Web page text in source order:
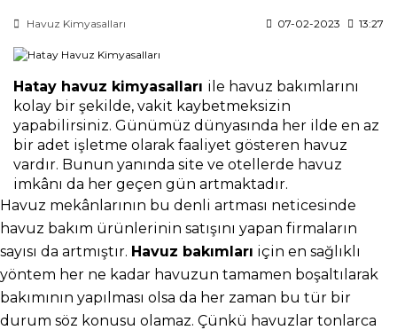
Havuz Kimyasalları 07-02-2023 13:27
Hatay havuz kimyasalları ile havuz bakımlarını
kolay bir şekilde, vakit kaybetmeksizin
yapabilirsiniz. Günümüz dünyasında her ilde en az
bir adet işletme olarak faaliyet gösteren havuz
vardır. Bunun yanında site ve otellerde havuz
imkânı da her geçen gün artmaktadır.
Havuz mekânlarının bu denli artması neticesinde
havuz bakım ürünlerinin satışını yapan firmaların
sayısı da artmıştır. Havuz bakımları için en sağlıklı
yöntem her ne kadar havuzun tamamen boşaltılarak
bakımının yapılması olsa da her zaman bu tür bir
durum söz konusu olamaz. Çünkü havuzlar tonlarca